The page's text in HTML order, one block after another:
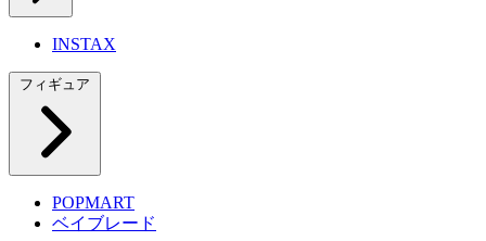
INSTAX
フィギュア
POPMART
ベイブレード